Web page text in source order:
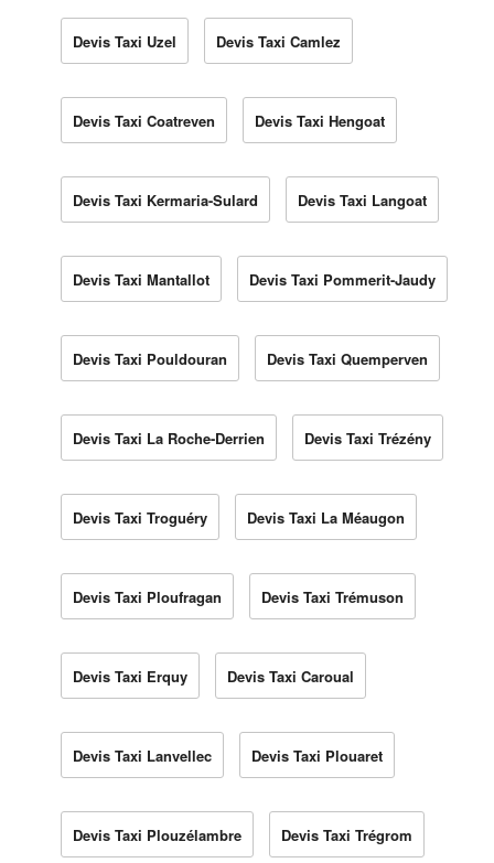
Devis Taxi Uzel Devis Taxi Camlez
Devis Taxi Coatreven Devis Taxi Hengoat
Devis Taxi Kermaria-Sulard Devis Taxi Langoat
Devis Taxi Mantallot Devis Taxi Pommerit-Jaudy
Devis Taxi Pouldouran Devis Taxi Quemperven
Devis Taxi La Roche-Derrien Devis Taxi Trézény
Devis Taxi Troguéry Devis Taxi La Méaugon
Devis Taxi Ploufragan Devis Taxi Trémuson
Devis Taxi Erquy Devis Taxi Caroual
Devis Taxi Lanvellec Devis Taxi Plouaret
Devis Taxi Plouzélambre Devis Taxi Trégrom